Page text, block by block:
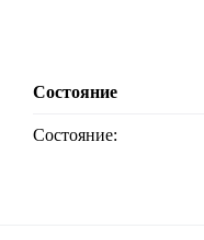
Состояние
Состояние: